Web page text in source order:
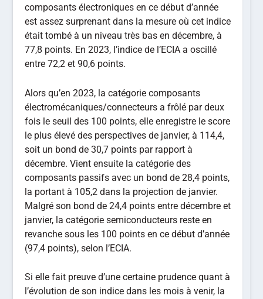
composants électroniques en ce début d’année
est assez surprenant dans la mesure où cet indice
était tombé à un niveau très bas en décembre, à
77,8 points. En 2023, l’indice de l’ECIA a oscillé
entre 72,2 et 90,6 points.
Alors qu’en 2023, la catégorie composants
électromécaniques/connecteurs a frôlé par deux
fois le seuil des 100 points, elle enregistre le score
le plus élevé des perspectives de janvier, à 114,4,
soit un bond de 30,7 points par rapport à
décembre. Vient ensuite la catégorie des
composants passifs avec un bond de 28,4 points,
la portant à 105,2 dans la projection de janvier.
Malgré son bond de 24,4 points entre décembre et
janvier, la catégorie semiconducteurs reste en
revanche sous les 100 points en ce début d’année
(97,4 points), selon l’ECIA.
Si elle fait preuve d’une certaine prudence quant à
l’évolution de son indice dans les mois à venir, la